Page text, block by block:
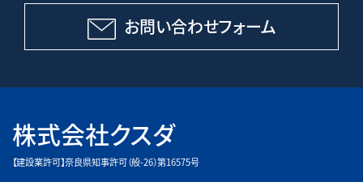
お問い合わせフォーム
株式会社クスダ
【建設業許可】奈良県知事許可（般-26）第16575号